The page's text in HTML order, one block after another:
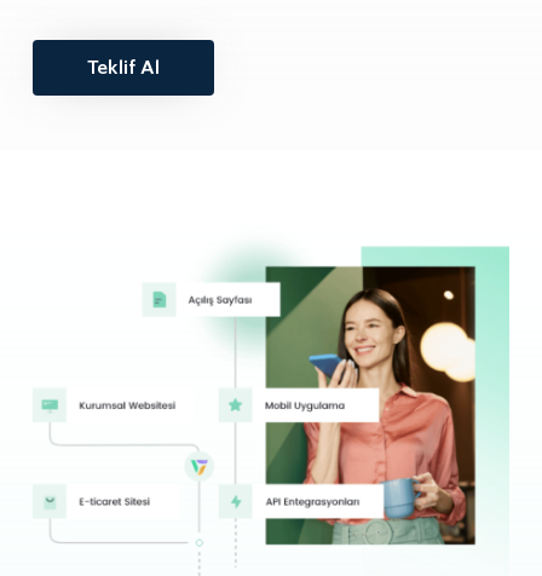
Teklif Al